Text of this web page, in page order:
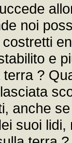
noi
e
?
lasciata
anche
suoi